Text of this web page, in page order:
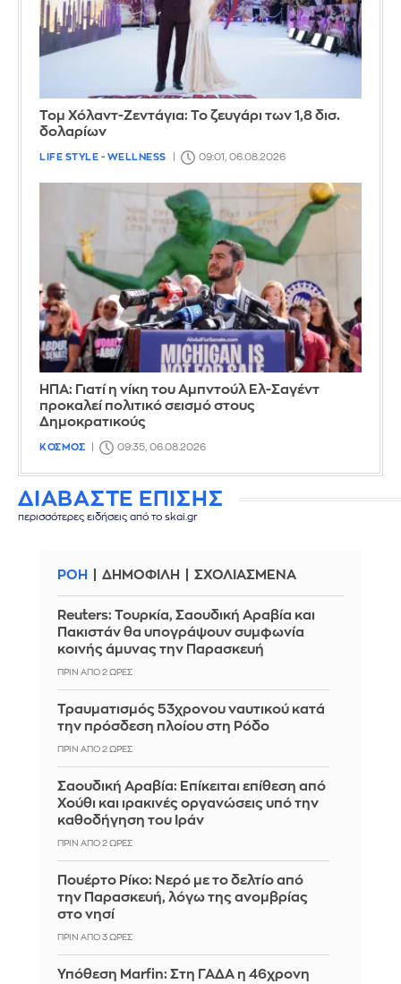
Τομ Χόλαντ-Ζεντάγια: Το ζευγάρι των 1,8 δισ.
δολαρίων
LIFE STYLE - WELLNESS 09:01, 06.08.2026
ΗΠΑ: Γιατί η νίκη του Αμπντούλ Ελ-Σαγέντ
προκαλεί πολιτικό σεισμό στους
Δημοκρατικούς
ΚΟΣΜΟΣ 09:35, 06.08.2026
ΔΙΑΒΑΣΤΕ ΕΠΙΣΗΣ
περισσότερες ειδήσεις από το skai.gr
ΡΟΗ ΔΗΜΟΦΙΛΗ ΣΧΟΛΙΑΣΜΕΝΑ
Reuters: Τουρκία, Σαουδική Αραβία και
Πακιστάν θα υπογράψουν συμφωνία
κοινής άμυνας την Παρασκευή
ΠΡΙΝ ΑΠΌ 2 ΏΡΕΣ
Τραυματισμός 53χρονου ναυτικού κατά
την πρόσδεση πλοίου στη Ρόδο
ΠΡΙΝ ΑΠΌ 2 ΏΡΕΣ
Σαουδική Αραβία: Επίκειται επίθεση από
Χούθι και ιρακινές οργανώσεις υπό την
καθοδήγηση του Ιράν
ΠΡΙΝ ΑΠΌ 2 ΏΡΕΣ
Πουέρτο Ρίκο: Νερό με το δελτίο από
την Παρασκευή, λόγω της ανομβρίας
στο νησί
ΠΡΙΝ ΑΠΌ 3 ΏΡΕΣ
Υπόθεση Marfin: Στη ΓΑΔΑ η 46χρονη